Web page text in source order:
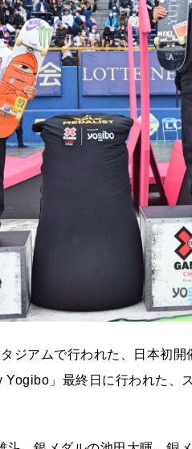
ジアムで行われた、日本初
」最終日に行われた、